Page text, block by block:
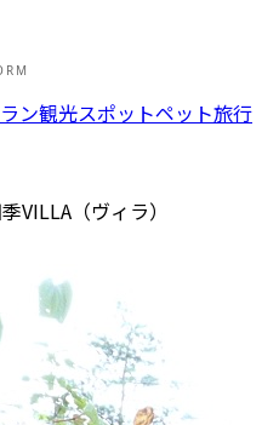
ン観光スポットペット旅行
VILLA（ヴィラ）